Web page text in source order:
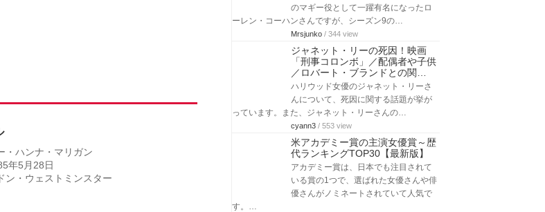
・ハンナ・マリガン
年5月28日
ン・ウェストミンスター
のマギー役として一躍有名になったロ
ーレン・コーハンさんですが、シーズン9の…
Mrsjunko / 344 view
ジャネット・リーの死因！映画
「刑事コロンボ」／配偶者や子供
／ロバート・ブランドとの関…
ハリウッド女優のジャネット・リーさ
んについて、死因に関する話題が挙が
っています。また、ジャネット・リーさんの…
cyann3 / 553 view
米アカデミー賞の主演女優賞～歴
代ランキングTOP30【最新版】
アカデミー賞は、日本でも注目されて
いる賞の1つで、選ばれた女優さんや俳
優さんがノミネートされていて人気で
す。…